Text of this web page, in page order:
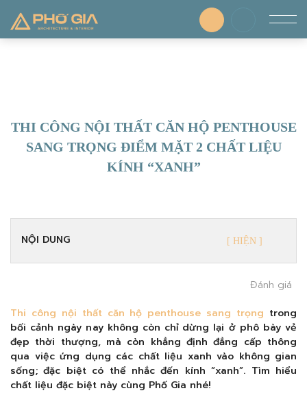
THI CÔNG NỘI THẤT CĂN HỘ PENTHOUSE
SANG TRỌNG ĐIỂM MẶT 2 CHẤT LIỆU
KÍNH “XANH”
NỘI DUNG
Đánh giá
Thi công nội thất căn hộ penthouse sang trọng trong
bối cảnh ngày nay không còn chỉ dừng lại ở phô bày vẻ
đẹp thời thượng, mà còn khẳng định đẳng cấp thông
qua việc ứng dụng các chất liệu xanh vào không gian
sống; đặc biệt có thể nhắc đến kính “xanh”. Tìm hiểu
chất liệu đặc biệt này cùng Phố Gia nhé!